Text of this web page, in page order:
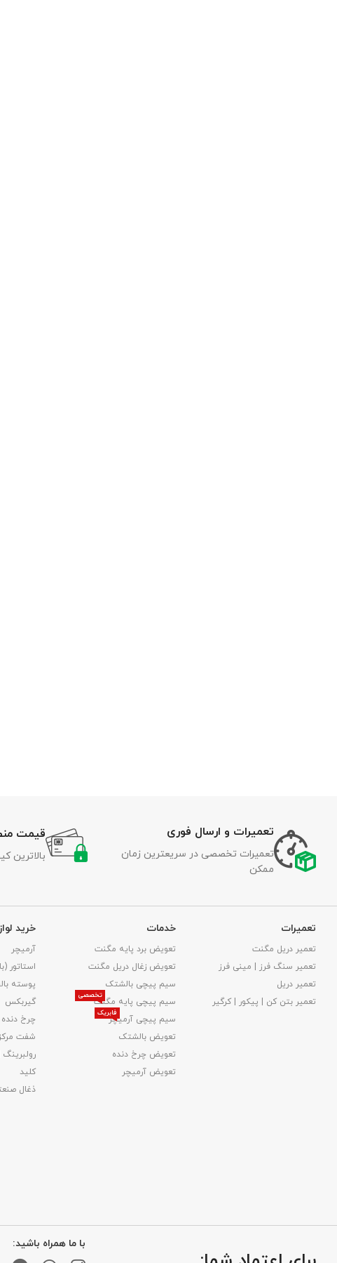
تعمیرات و ارسال فوری
تعمیرات تخصصی در سریعترین زمان
ممکن
قیمت
بالاترین
تعمیرات
تعمیر دریل مگنت
تعمیر سنگ فرز | مینی فرز
تعمیر دریل
تعمیر بتن کن | پیکور | کرگیر
خدمات
تعویض برد پایه مگنت
تعویض زغال دریل مگنت
سیم پیچی بالشتک
سیم پیچی پایه مگنت
تخصصی
سیم پیچی آرمیچر
فابریک
تعویض بالشتک​
تعویض چرخ دنده
تعویض آرمیچر
خرید
آرمیچر
استاتور
پوسته
گیربکس
چرخ دنده
شفت
کلید
ذغال
با ما همراه باشید: